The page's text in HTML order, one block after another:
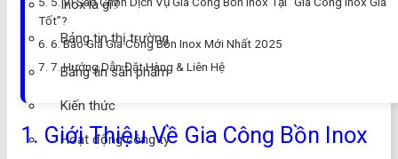
Inox là gì?
Bảng tin thị trường
Bảng tin sản phẩm
Kiến thức
Hoạt động công ty
Tốt”?
6. Báo Giá Gia Công Bồn Inox Mới Nhất 2025
7. Hướng Dẫn Đặt Hàng & Liên Hệ
1. Giới Thiệu Về Gia Công Bồn Inox